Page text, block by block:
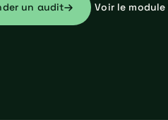
un audit Voir le module